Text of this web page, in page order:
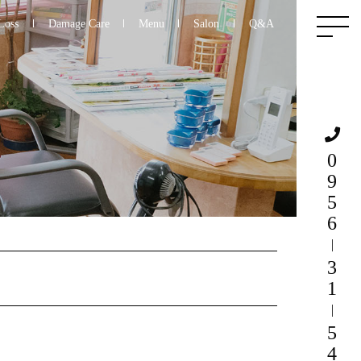
Damage Care Menu Salon Q&A
0956
31